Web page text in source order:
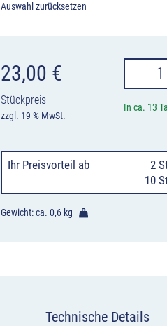
Auswahl zurücksetzen
23,00 €
Stückpreis
zzgl. 19 % MwSt.
In ca. 13
Ihr Preisvorteil ab 2
10
Gewicht: ca. 0,6 kg
Technische Details